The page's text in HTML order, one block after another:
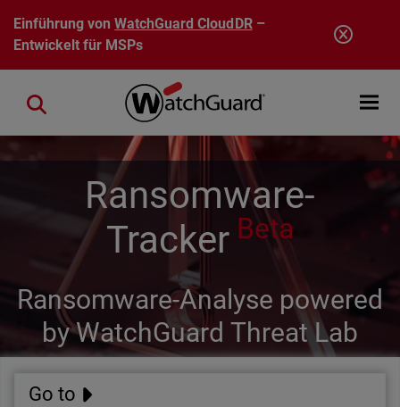
Direkt zum Inhalt
Einführung vonWatchGuard CloudDR–
Entwickelt für MSPs
Open
Close search
Ransomware-
Tracker Beta
Ransomware-Analyse powered
by WatchGuard Threat Lab
Go to